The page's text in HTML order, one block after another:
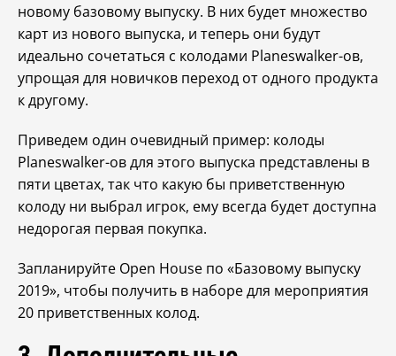
новому базовому выпуску. В них будет множество
карт из нового выпуска, и теперь они будут
идеально сочетаться с колодами Planeswalker-ов,
упрощая для новичков переход от одного продукта
к другому.
Приведем один очевидный пример: колоды
Planeswalker-ов для этого выпуска представлены в
пяти цветах, так что какую бы приветственную
колоду ни выбрал игрок, ему всегда будет доступна
недорогая первая покупка.
Запланируйте Open House по «Базовому выпуску
2019», чтобы получить в наборе для мероприятия
20 приветственных колод.